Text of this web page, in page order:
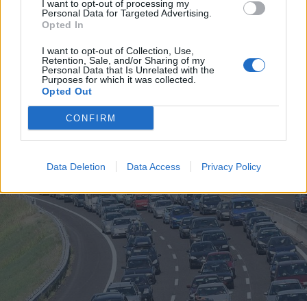
I want to opt-out of processing my
Personal Data for Targeted Advertising.
Opted In
I want to opt-out of Collection, Use,
Retention, Sale, and/or Sharing of my
Personal Data that Is Unrelated with the
Purposes for which it was collected.
Opted Out
CONFIRM
Data Deletion Data Access Privacy Policy
ALTRE NOTIZIE DI PARABIAGO